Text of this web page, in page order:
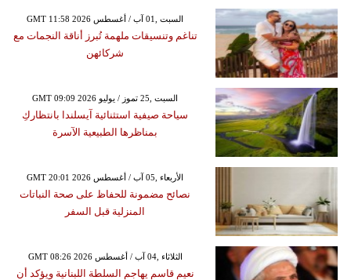
GMT 11:58 2026 السبت ,01 آب / أغسطس
تناغم وتنسيقات ملهمة تُبرز أناقة النجمات مع
شركائهن
GMT 09:09 2026 السبت ,25 تموز / يوليو
سياحة صيفية استثنائية آيسلندا بانتظاركِ
بمناظرها الطبيعية الآسرة
GMT 20:01 2026 الأربعاء ,05 آب / أغسطس
نصائح مضمونة للحفاظ على صحة النباتات
المنزلية قبل السفر
GMT 08:26 2026 الثلاثاء ,04 آب / أغسطس
نعيم قاسم يهاجم السلطة اللبنانية ويؤكد أن